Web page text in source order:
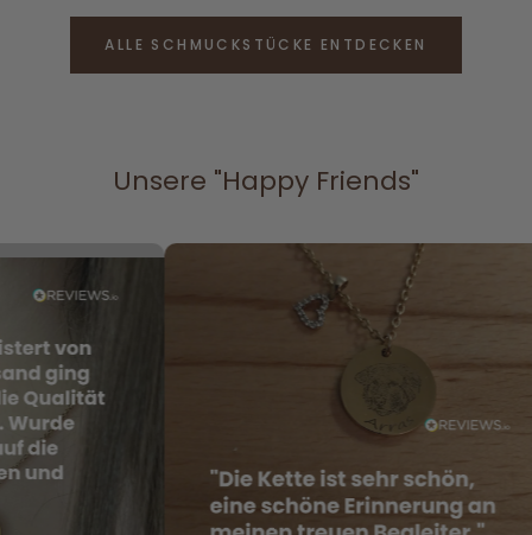
ALLE SCHMUCKSTÜCKE ENTDECKEN
Unsere "Happy Friends"